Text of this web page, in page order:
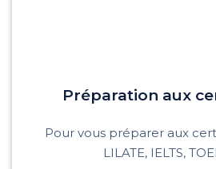
Préparation aux
Pour vous préparer aux
LILATE, IELTS,